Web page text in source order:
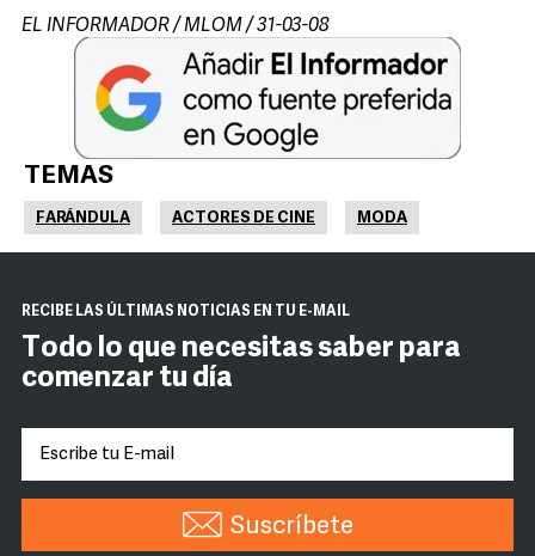
EL INFORMADOR / MLOM / 31-03-08
TEMAS
FARÁNDULA ACTORES DE CINE MODA
RECIBE LAS ÚLTIMAS NOTICIAS EN TU E-MAIL
Todo lo que necesitas saber para
comenzar tu día
Suscríbete